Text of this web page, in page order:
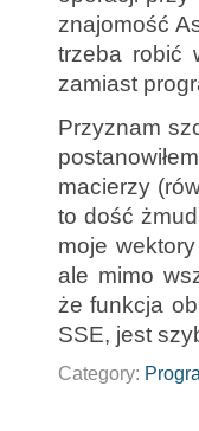
znajomość
trzeba robić
zamiast
Przyznam
macierzy
to dość
moje
ale mimo
że funkcja
SSE, jest
Category: